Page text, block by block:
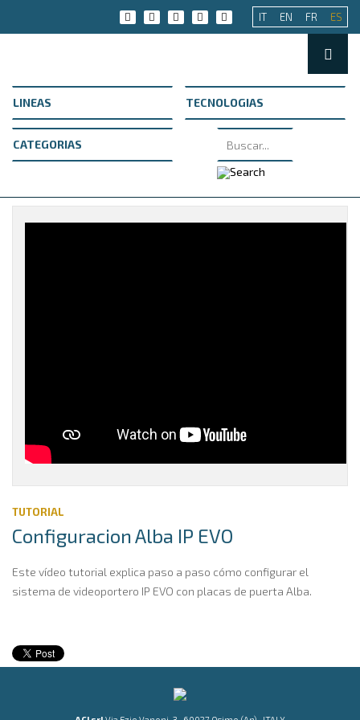
IT EN FR ES
TUTORIAL
Configuracion Alba IP EVO
Este vídeo tutorial explica paso a paso cómo configurar el
sistema de videoportero IP EVO con placas de puerta Alba.